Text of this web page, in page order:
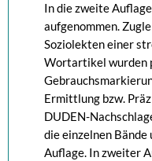
In die zweite
aufgenommen.
Soziolekten einer
Wortartikel wurden
Ermittlung bzw.
DUDEN-
die einzelnen
Auflage. In zweiter